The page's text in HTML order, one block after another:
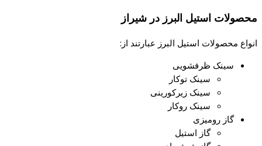
محصولات استیل البرز در شیراز
انواع محصولات استیل البرز عبارتند از:
سینک ظرفشویی
سینک توکار
سینک زیرکورینی
سینک روکار
گاز رومیزی
گاز استیل